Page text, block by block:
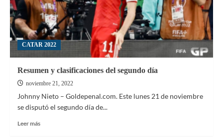
CATAR 2022
Resumen y clasificaciones del segundo día
noviembre 21, 2022
Johnny Nieto – Goldepenal.com. Este lunes 21 de noviembre
se disputó el segundo día de...
Leer másLeer